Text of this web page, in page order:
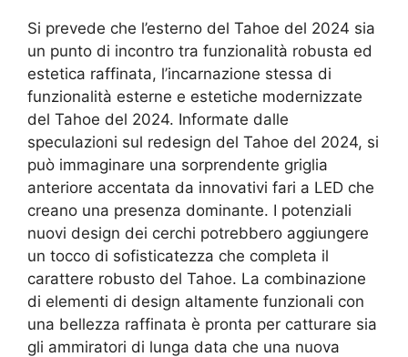
Si prevede che l’esterno del Tahoe del 2024 sia
un punto di incontro tra funzionalità robusta ed
estetica raffinata, l’incarnazione stessa di
funzionalità esterne e estetiche modernizzate
del Tahoe del 2024. Informate dalle
speculazioni sul redesign del Tahoe del 2024, si
può immaginare una sorprendente griglia
anteriore accentata da innovativi fari a LED che
creano una presenza dominante. I potenziali
nuovi design dei cerchi potrebbero aggiungere
un tocco di sofisticatezza che completa il
carattere robusto del Tahoe. La combinazione
di elementi di design altamente funzionali con
una bellezza raffinata è pronta per catturare sia
gli ammiratori di lunga data che una nuova